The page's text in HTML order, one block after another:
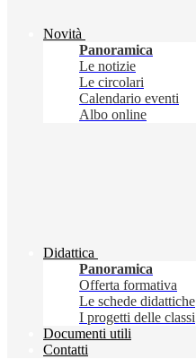
Novità
Panoramica
Le notizie
Le circolari
Calendario eventi
Albo online
Didattica
Panoramica
Offerta formativa
Le schede didattiche
I progetti delle classi
Documenti utili
Contatti